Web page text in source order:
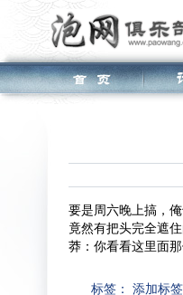
要是周六晚上搞，
竟然有把头完全遮
莽：你看看这里面
标签： 添加标签